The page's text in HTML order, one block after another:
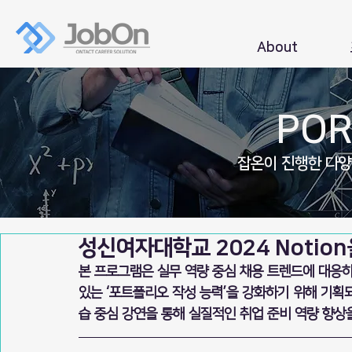
About
잡온이 진행한 다
성신여자대학교 2024 Notion
본 프로그램은 실무 역량 중심 채용 트렌드에 대
있는 ‘포트폴리오 작성 능력’을 강화하기 위해 기
습 중심 강연을 통해 실질적인 취업 준비 역량 향상